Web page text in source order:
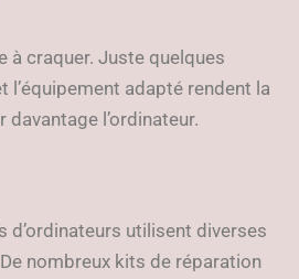
à craquer. Juste quelques
adapté rendent la
l’ordinateur.
utilisent diverses
nombreux kits de réparation